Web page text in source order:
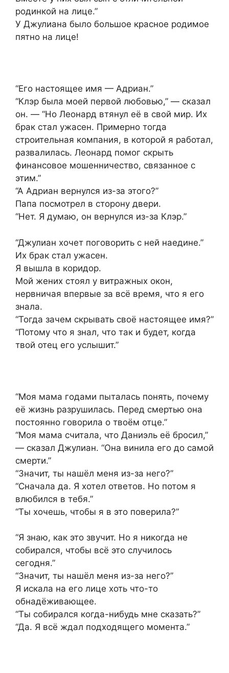
родинкой на лице.”
У Джулиана было большое красное родимое
пятно на лице!
“Его настоящее имя — Адриан.”
“Клэр была моей первой любовью,” — сказал
он. — “Но Леонард втянул её в свой мир. Их
брак стал ужасен. Примерно тогда
строительная компания, в которой я работал,
развалилась. Леонард помог скрыть
финансовое мошенничество, связанное с
этим.”
“А Адриан вернулся из-за этого?”
Папа посмотрел в сторону двери.
“Нет. Я думаю, он вернулся из-за Клэр.”
“Джулиан хочет поговорить с ней наедине.”
Их брак стал ужасен.
Я вышла в коридор.
Мой жених стоял у витражных окон,
нервничая впервые за всё время, что я его
знала.
“Тогда зачем скрывать своё настоящее имя?”
“Потому что я знал, что так и будет, когда
твой отец его услышит.”
“Моя мама годами пыталась понять, почему
её жизнь разрушилась. Перед смертью она
постоянно говорила о твоём отце.”
“Моя мама считала, что Даниэль её бросил,”
— сказал Джулиан. “Она винила его до самой
смерти.”
“Значит, ты нашёл меня из-за него?”
“Сначала да. Я хотел ответов. Но потом я
влюбился в тебя.”
“Ты хочешь, чтобы я в это поверила?”
“Я знаю, как это звучит. Но я никогда не
собирался, чтобы всё это случилось
сегодня.”
“Значит, ты нашёл меня из-за него?”
Я искала на его лице хоть что-то
обнадёживающее.
“Ты собирался когда-нибудь мне сказать?”
“Да. Я всё ждал подходящего момента.”